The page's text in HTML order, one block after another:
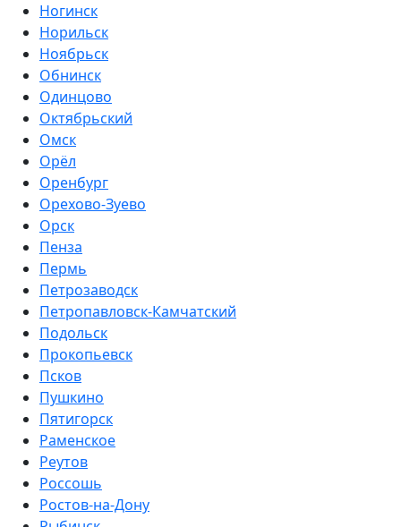
Ногинск
Норильск
Ноябрьск
Обнинск
Одинцово
Октябрьский
Омск
Орёл
Оренбург
Орехово-Зуево
Орск
Пенза
Пермь
Петрозаводск
Петропавловск-Камчатский
Подольск
Прокопьевск
Псков
Пушкино
Пятигорск
Раменское
Реутов
Россошь
Ростов-на-Дону